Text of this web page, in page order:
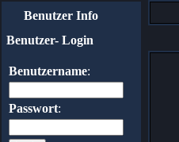
Benutzer Info
Benutzer- Login
Benutzername:
Passwort: